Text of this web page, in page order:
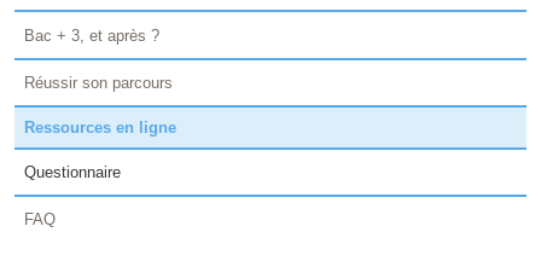
Bac + 3, et après ?
Réussir son parcours
Ressources en ligne
Questionnaire
FAQ